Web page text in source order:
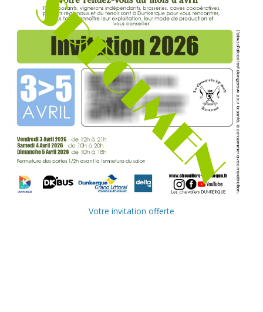
Votre invitation offerte